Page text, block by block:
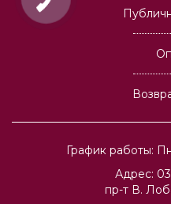
График работы:
Адрес:
пр-т В.